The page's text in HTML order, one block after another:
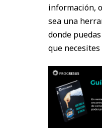
información,
sea una
donde
que